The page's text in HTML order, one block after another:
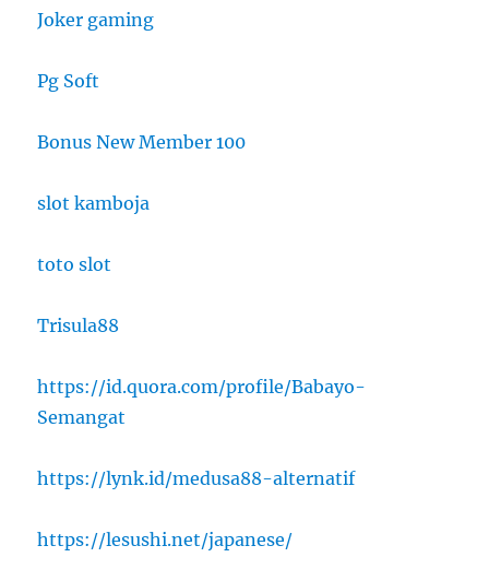
Joker gaming
Pg Soft
Bonus New Member 100
slot kamboja
toto slot
Trisula88
https://id.quora.com/profile/Babayo-
Semangat
https://lynk.id/medusa88-alternatif
https://lesushi.net/japanese/